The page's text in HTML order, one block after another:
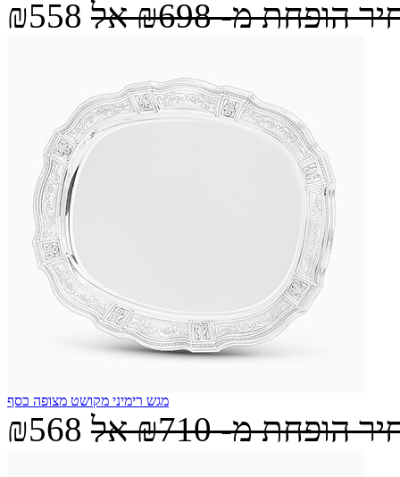
₪558 הופחת מ-₪698 אל
מגש רימיני מקושט מצופה כסף
₪568 הופחת מ-₪710 אל